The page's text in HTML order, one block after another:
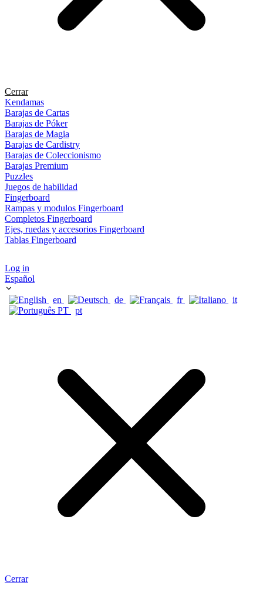
Cerrar
Kendamas
Barajas de Cartas
Barajas de Póker
Barajas de Magia
Barajas de Cardistry
Barajas de Coleccionismo
Barajas Premium
Puzzles
Juegos de habilidad
Fingerboard
Rampas y modulos Fingerboard
Completos Fingerboard
Ejes, ruedas y accesorios Fingerboard
Tablas Fingerboard
Log in
Español
en de fr
it
pt
Cerrar